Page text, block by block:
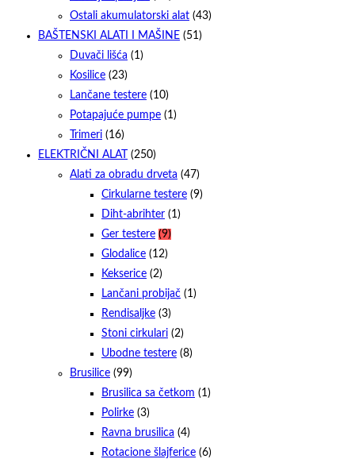
Ostali akumulatorski alat (43)
BAŠTENSKI ALATI I MAŠINE (51)
Duvači lišća (1)
Kosilice (23)
Lančane testere (10)
Potapajuće pumpe (1)
Trimeri (16)
ELEKTRIČNI ALAT
(250)
Alati za obradu drveta (47)
Cirkularne testere (9)
Diht-abrihter (1)
Ger testere (9)
Glodalice (12)
Kekserice (2)
Lančani probijač (1)
Rendisaljke (3)
Stoni cirkulari (2)
Ubodne testere (8)
Brusilice (99)
Brusilica sa četkom (1)
Polirke (3)
Ravna brusilica (4)
Rotacione šlajferice (6)